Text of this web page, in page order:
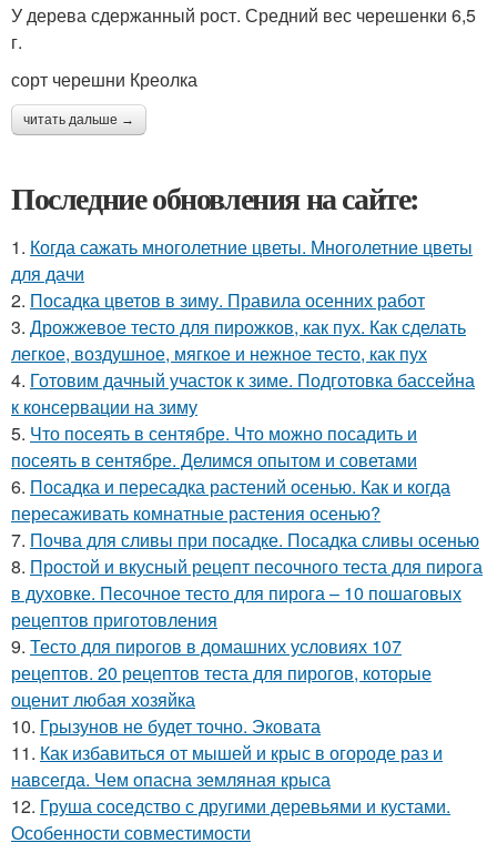
У дерева сдержанный рост. Средний вес черешенки 6,5
г.
сорт черешни Креолка
читать дальше →
Последние обновления на сайте:
1. Когда сажать многолетние цветы. Многолетние цветы
для дачи
2. Посадка цветов в зиму. Правила осенних работ
3. Дрожжевое тесто для пирожков, как пух. Как сделать
легкое, воздушное, мягкое и нежное тесто, как пух
4. Готовим дачный участок к зиме. Подготовка бассейна
к консервации на зиму
5. Что посеять в сентябре. Что можно посадить и
посеять в сентябре. Делимся опытом и советами
6. Посадка и пересадка растений осенью. Как и когда
пересаживать комнатные растения осенью?
7. Почва для сливы при посадке. Посадка сливы осенью
8. Простой и вкусный рецепт песочного теста для пирога
в духовке. Песочное тесто для пирога – 10 пошаговых
рецептов приготовления
9. Тесто для пирогов в домашних условиях 107
рецептов. 20 рецептов теста для пирогов, которые
оценит любая хозяйка
10. Грызунов не будет точно. Эковата
11. Как избавиться от мышей и крыс в огороде раз и
навсегда. Чем опасна земляная крыса
12. Груша соседство с другими деревьями и кустами.
Особенности совместимости